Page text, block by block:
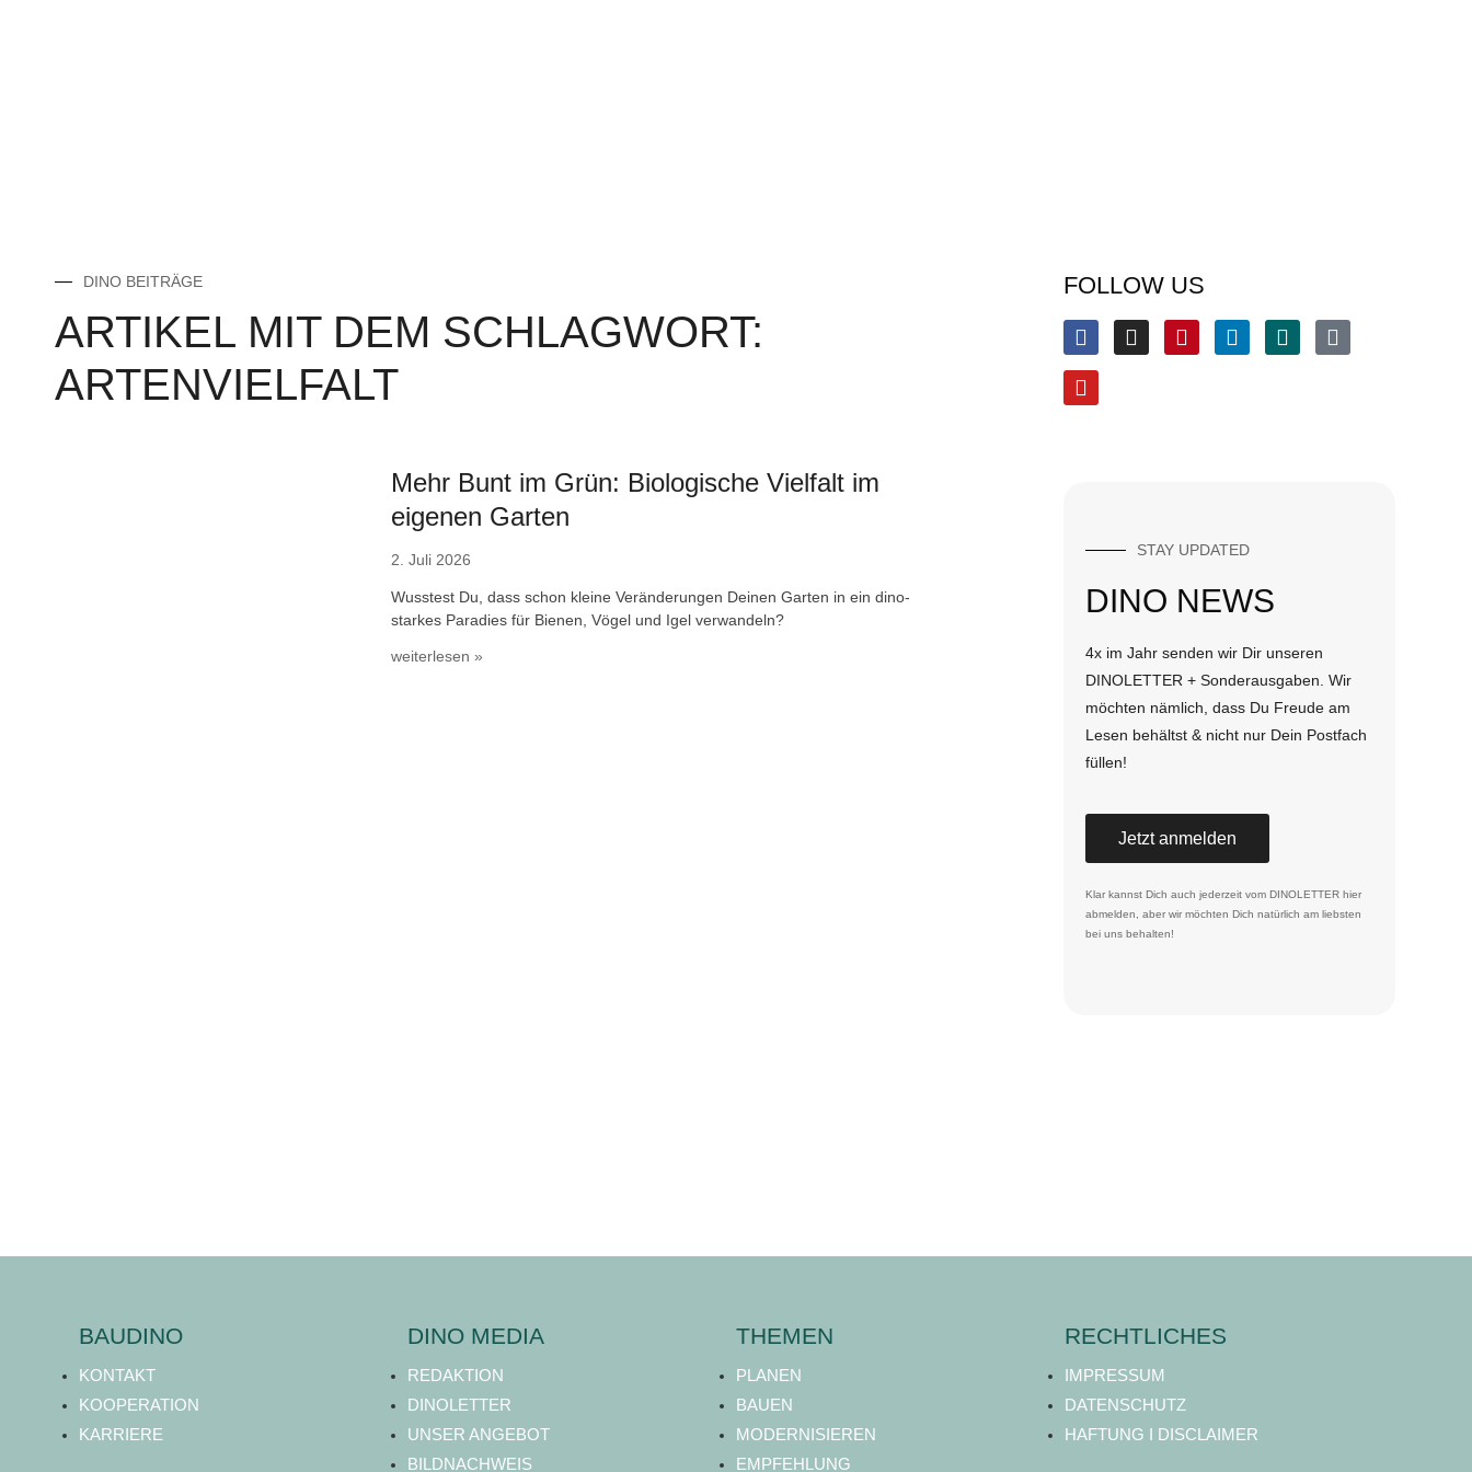
DINO BEITRÄGE
ARTIKEL MIT DEM SCHLAGWORT:
ARTENVIELFALT
Mehr Bunt im Grün: Biologische Vielfalt im
eigenen Garten
2. Juli 2026
Wusstest Du, dass schon kleine Veränderungen Deinen Garten in ein dino-
starkes Paradies für Bienen, Vögel und Igel verwandeln?
weiterlesen »
FOLLOW US
STAY UPDATED
DINO NEWS
4x im Jahr senden wir Dir unseren
DINOLETTER + Sonderausgaben. Wir
möchten nämlich, dass Du Freude am
Lesen behältst & nicht nur Dein Postfach
füllen!
Jetzt anmelden
Klar kannst Dich auch jederzeit vom DINOLETTER hier
abmelden, aber wir möchten Dich natürlich am liebsten
bei uns behalten!
BAUDINO
KONTAKT
KOOPERATION
KARRIERE
DINO MEDIA
REDAKTION
DINOLETTER
UNSER ANGEBOT
BILDNACHWEIS
THEMEN
PLANEN
BAUEN
MODERNISIEREN
EMPFEHLUNG
RECHTLICHES
IMPRESSUM
DATENSCHUTZ
HAFTUNG I DISCLAIMER